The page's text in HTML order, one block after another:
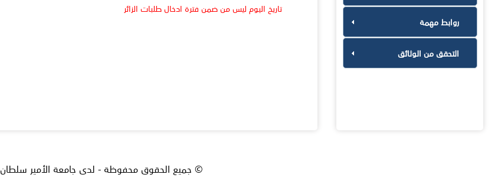
روابط مهمة
التحقق من الوثائق
تاريخ اليوم ليس من ضمن فترة ادخال طلبات الزائر
© جميع الحقوق محفوظة - لدى جامعة الأمير سلطان